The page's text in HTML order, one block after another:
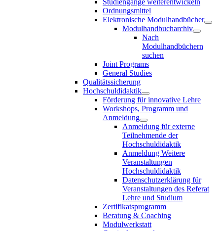
Ordnungsmittel
Elektronische Modulhandbücher
Modulhandbucharchiv
Nach
Modulhandbüchern
suchen
Joint Programs
General Studies
Qualitätssicherung
Hochschuldidaktik
Förderung für innovative Lehre
Workshops, Programm und
Anmeldung
Anmeldung für externe
Teilnehmende der
Hochschuldidaktik
Anmeldung Weitere
Veranstaltungen
Hochschuldidaktik
Datenschutzerklärung für
Veranstaltungen des Referat
Lehre und Studium
Zertifikatsprogramm
Beratung & Coaching
Modulwerkstatt